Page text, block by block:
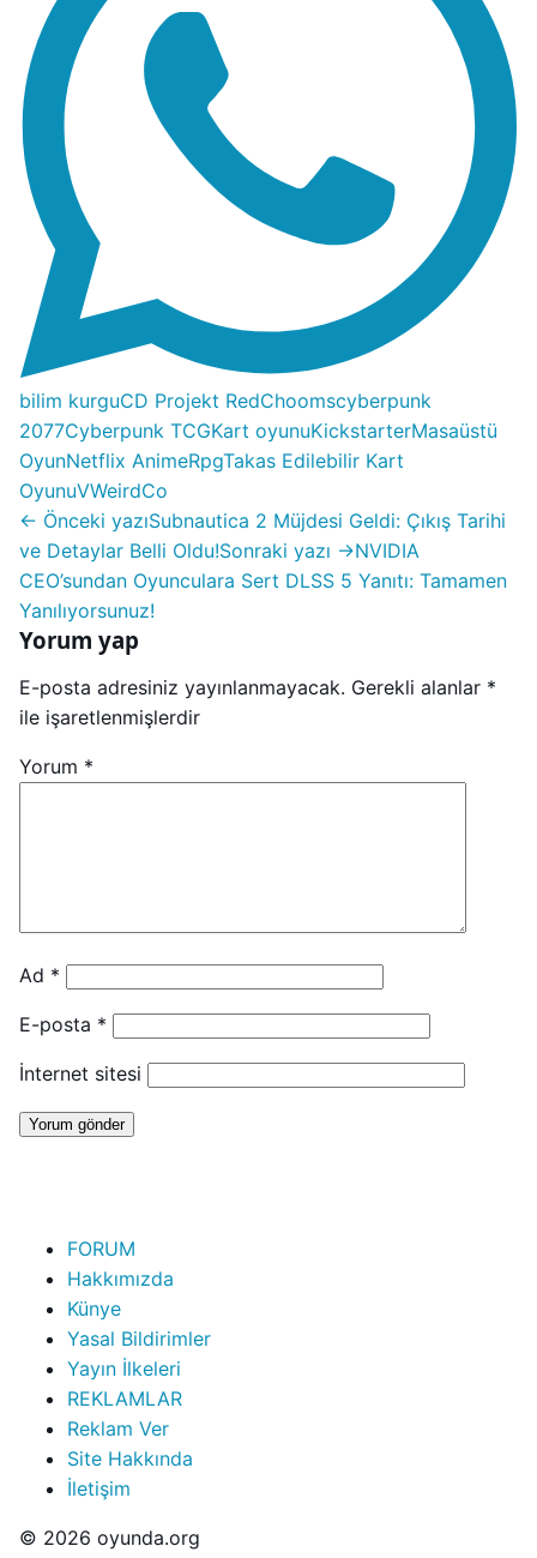
bilim kurguCD Projekt RedChoomscyberpunk
2077Cyberpunk TCGKart oyunuKickstarterMasaüstü
OyunNetflix AnimeRpgTakas Edilebilir Kart
OyunuVWeirdCo
← Önceki yazıSubnautica 2 Müjdesi Geldi: Çıkış Tarihi
ve Detaylar Belli Oldu!Sonraki yazı →NVIDIA
CEO’sundan Oyunculara Sert DLSS 5 Yanıtı: Tamamen
Yanılıyorsunuz!
Yorum yap
E-posta adresiniz yayınlanmayacak. Gerekli alanlar *
ile işaretlenmişlerdir
Yorum *
Ad *
E-posta *
İnternet sitesi
FORUM
Hakkımızda
Künye
Yasal Bildirimler
Yayın İlkeleri
REKLAMLAR
Reklam Ver
Site Hakkında
İletişim
© 2026 oyunda.org